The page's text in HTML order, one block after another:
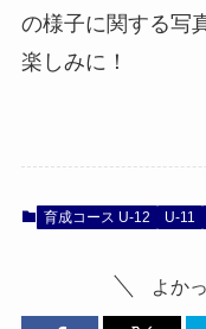
の様子に関する写
楽しみに！
育成コース U-12 U-11
よか